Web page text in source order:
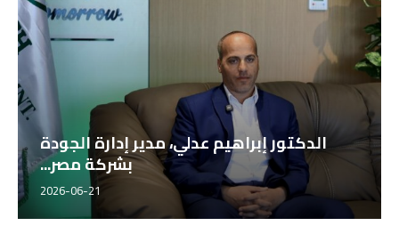
الدكتور إبراهيم عدلي، مدير إدارة الجودة
بشركة مصر...
2026-06-21